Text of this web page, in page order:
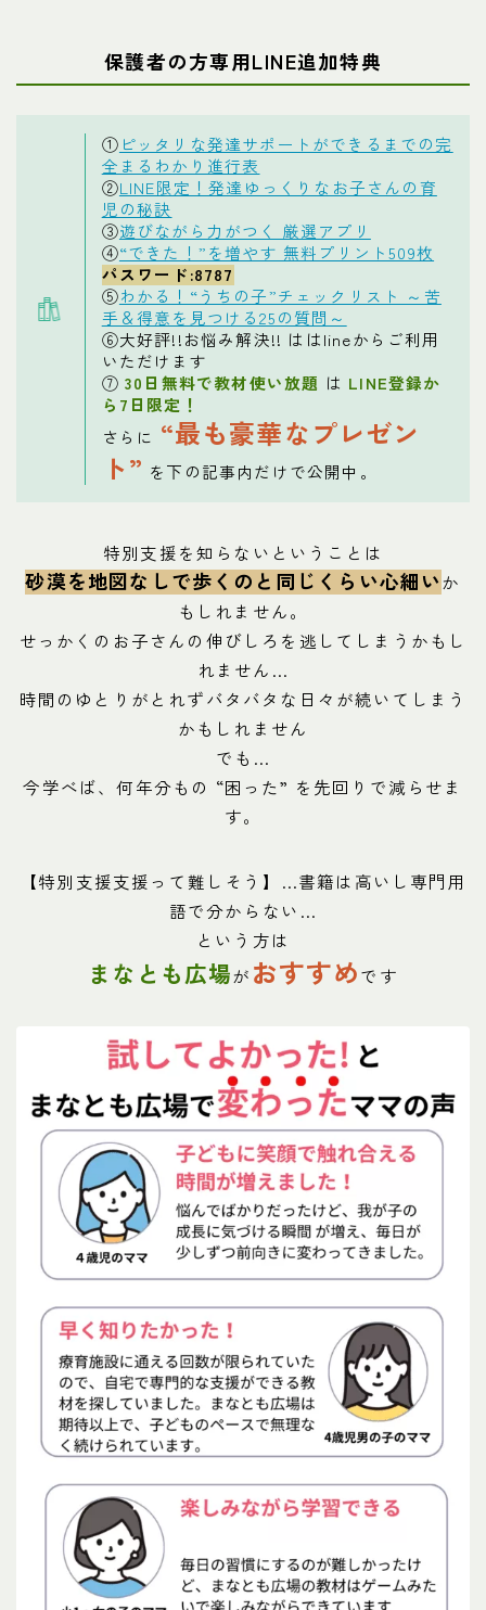
保護者の方専用LINE追加特典
① ピッタリな発達サポートができるまでの完
全まるわかり進行表
②LINE限定！発達ゆっくりなお子さんの育
児の秘訣
③遊びながら力がつく 厳選アプリ
④“できた！”を増やす 無料プリント509枚
パスワード:8787
⑤わかる！“うちの子”チェックリスト ～苦
手＆得意を見つける25の質問～
⑥大好評!!お悩み解決!! ははlineからご利用
いただけます
⑦ 30日無料で教材使い放題 は LINE登録か
ら7日限定！
さらに “最も豪華なプレゼン
ト” を下の記事内だけで公開中。
特別支援を知らないということは
砂漠を地図なしで歩くのと同じくらい心細いか
もしれません。
せっかくのお子さんの伸びしろを逃してしまうかもし
れません…
時間のゆとりがとれずバタバタな日々が続いてしまう
かもしれません
でも…
今学べば、何年分もの “困った” を先回りで減らせま
す。
【特別支援支援って難しそう】…書籍は高いし専門用
語で分からない…
という方は
まなとも広場が おすすめです